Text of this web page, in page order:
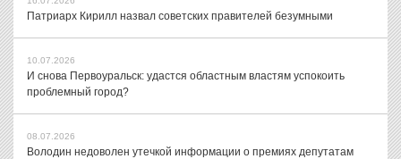
Патриарх Кирилл назвал советских правителей безумными
10.07.2026
И снова Первоуральск: удастся областным властям успокоить
проблемный город?
08.07.2026
Володин недоволен утечкой информации о премиях депутатам